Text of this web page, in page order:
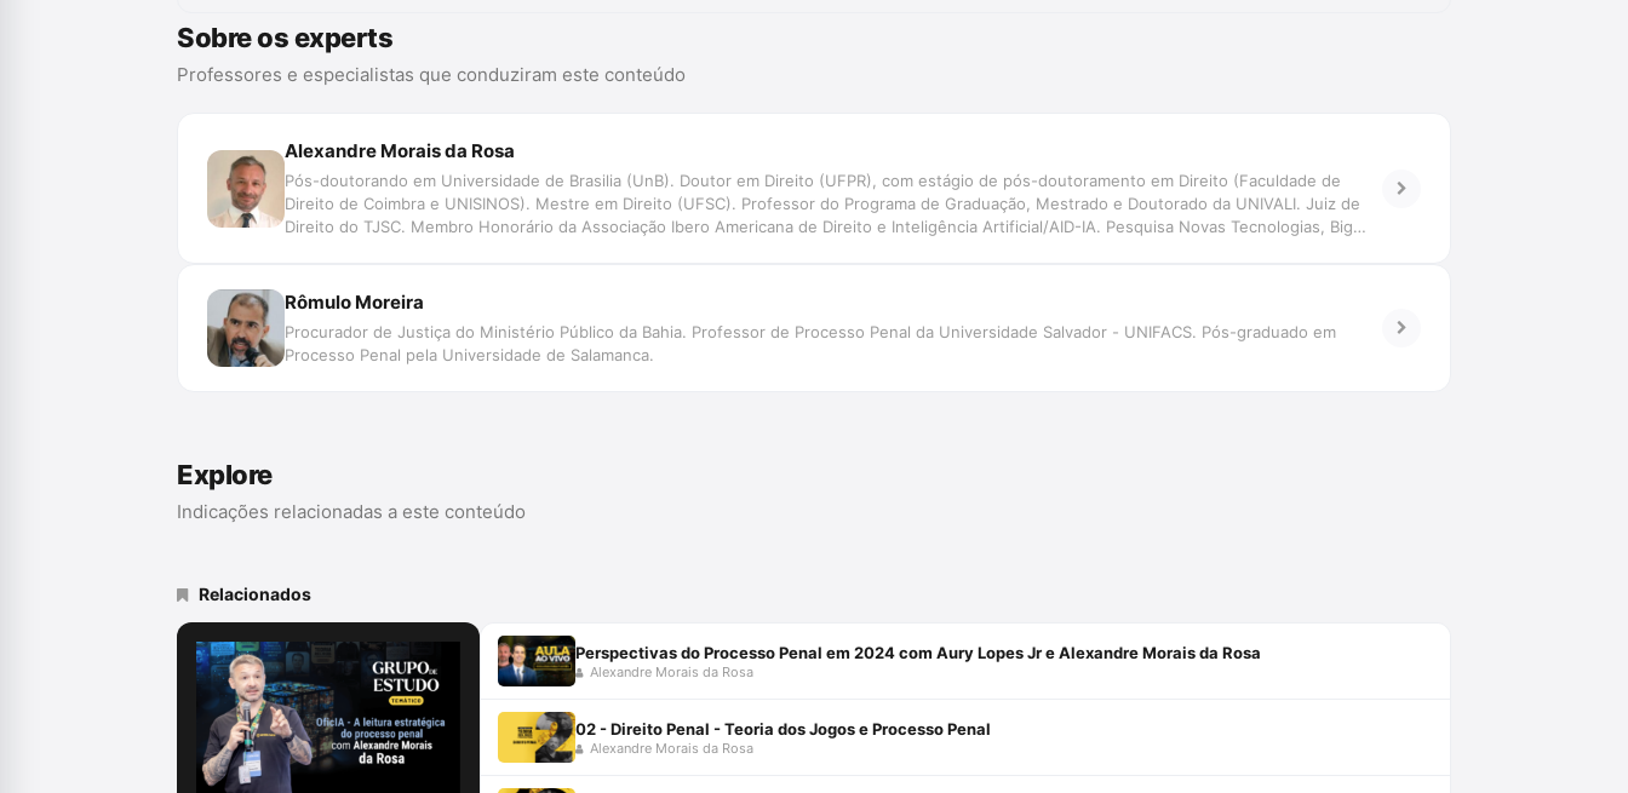
Sobre os experts
Professores e especialistas que conduziram este conteúdo
Alexandre Morais da Rosa
Pós-doutorando em Universidade de Brasilia (UnB). Doutor em Direito (UFPR), com estágio de pós-doutoramento em Direito (Faculdade de
Direito de Coimbra e UNISINOS). Mestre em Direito (UFSC). Professor do Programa de Graduação, Mestrado e Doutorado da UNIVALI. Juiz de
Direito do TJSC. Membro Honorário da Associação Ibero Americana de Direito e Inteligência Artificial/AID-IA. Pesquisa Novas Tecnologias, Big
Rômulo Moreira
Procurador de Justiça do Ministério Público da Bahia. Professor de Processo Penal da Universidade Salvador - UNIFACS. Pós-graduado em
Processo Penal pela Universidade de Salamanca.
Explore
Indicações relacionadas a este conteúdo
Relacionados
Perspectivas do Processo Penal em 2024 com Aury Lopes Jr e Alexandre Morais da Rosa
Alexandre Morais da Rosa
02 - Direito Penal - Teoria dos Jogos e Processo Penal
Alexandre Morais da Rosa